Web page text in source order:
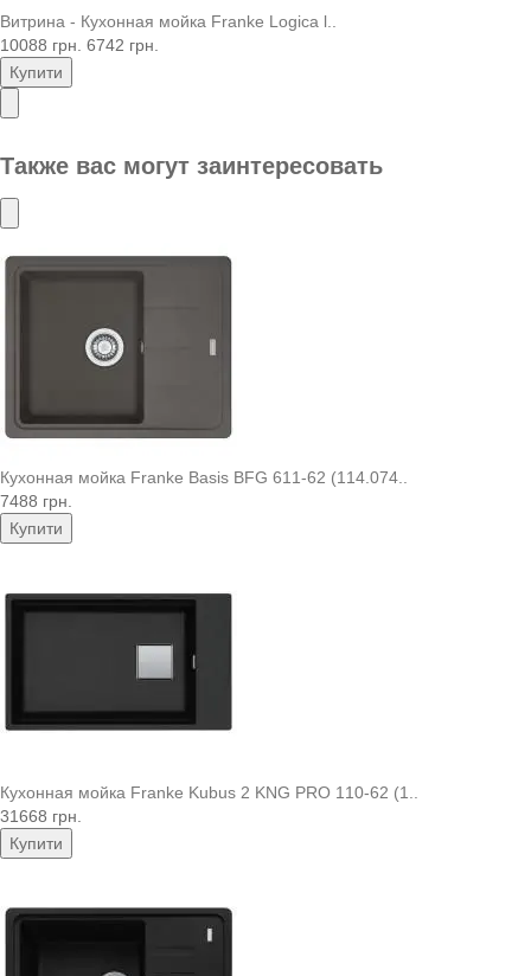
Витрина - Кухонная мойка Franke Logica l..
10088 грн. 6742 грн.
Купити
Также вас могут заинтересовать
Кухонная мойка Franke Basis BFG 611-62 (114.074..
7488 грн.
Купити
Кухонная мойка Franke Kubus 2 KNG PRO 110-62 (1..
31668 грн.
Купити